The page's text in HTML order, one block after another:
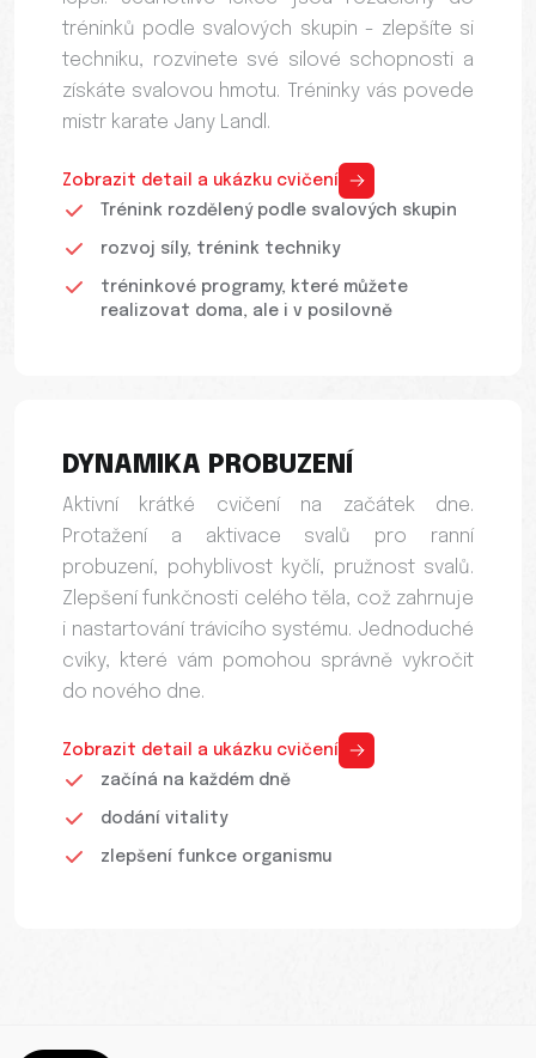
tréninků podle svalových skupin - zlepšíte si
techniku, rozvinete své silové schopnosti a
získáte svalovou hmotu. Tréninky vás povede
mistr karate Jany Landl.
Zobrazit detail a ukázku cvičení
Trénink rozdělený podle svalových skupin
rozvoj síly, trénink techniky
tréninkové programy, které můžete
realizovat doma, ale i v posilovně
DYNAMIKA PROBUZENÍ
Aktivní krátké cvičení na začátek dne.
Protažení a aktivace svalů pro ranní
probuzení, pohyblivost kyčlí, pružnost svalů.
Zlepšení funkčnosti celého těla, což zahrnuje
i nastartování trávicího systému. Jednoduché
cviky, které vám pomohou správně vykročit
do nového dne.
Zobrazit detail a ukázku cvičení
začíná na každém dně
dodání vitality
zlepšení funkce organismu